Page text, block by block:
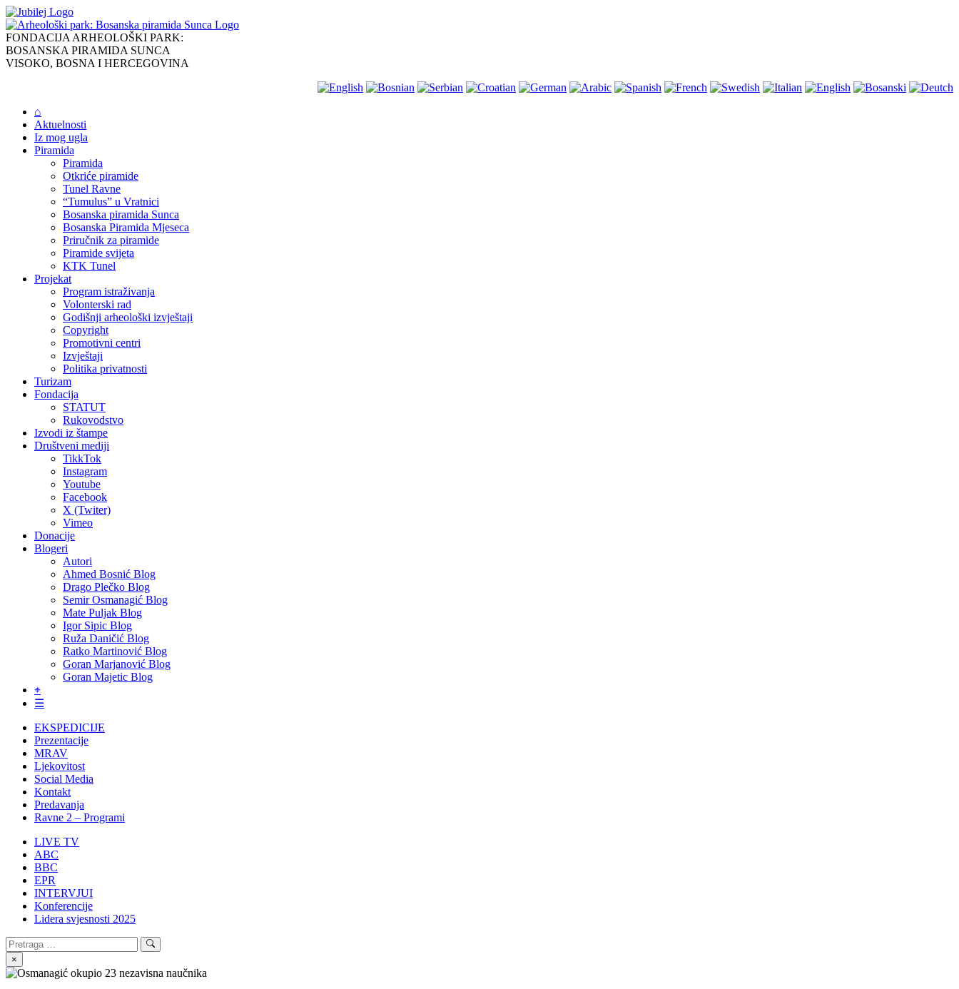
Skip
to
content
FONDACIJA ARHEOLOŠKI PARK:
BOSANSKA PIRAMIDA SUNCA
VISOKO, BOSNA I HERCEGOVINA
⌂
Aktuelnosti
Iz mog ugla
Piramida
Piramida
Otkriće piramide
Tunel Ravne
“Tumulus” u Vratnici
Bosanska piramida Sunca
Bosanska Piramida Mjeseca
Priručnik za piramide
Piramide svijeta
KTK Tunel
Projekat
Program istraživanja
Volonterski rad
Godišnji arheološki izvještaji
Copyright
Promotivni centri
Izvještaji
Politika privatnosti
Turizam
Fondacija
STATUT
Rukovodstvo
Izvodi iz štampe
Društveni mediji
TikkTok
Instagram
Youtube
Facebook
X (Twiter)
Vimeo
Donacije
Blogeri
Autori
Ahmed Bosnić Blog
Drago Plečko Blog
Semir Osmanagić Blog
Mate Puljak Blog
Igor Sipic Blog
Ruža Daničić Blog
Ratko Martinović Blog
Goran Marjanović Blog
Goran Majetic Blog
⌖
☰
EKSPEDICIJE
Prezentacije
MRAV
Ljekovitost
Social Media
Kontakt
Predavanja
Ravne 2 – Programi
LIVE TV
ABC
BBC
EPR
INTERVJUI
Konferencije
Lidera svjesnosti 2025
Search
for:
Search
×